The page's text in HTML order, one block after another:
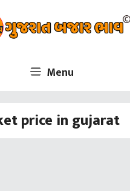
Menu
price in gujarat